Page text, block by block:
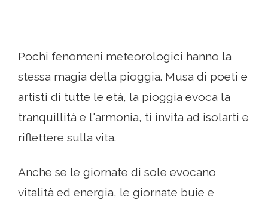
Pochi fenomeni meteorologici hanno la
stessa magia della pioggia. Musa di poeti e
artisti di tutte le età, la pioggia evoca la
tranquillità e l'armonia, ti invita ad isolarti e
riflettere sulla vita.
Anche se le giornate di sole evocano
vitalità ed energia, le giornate buie e